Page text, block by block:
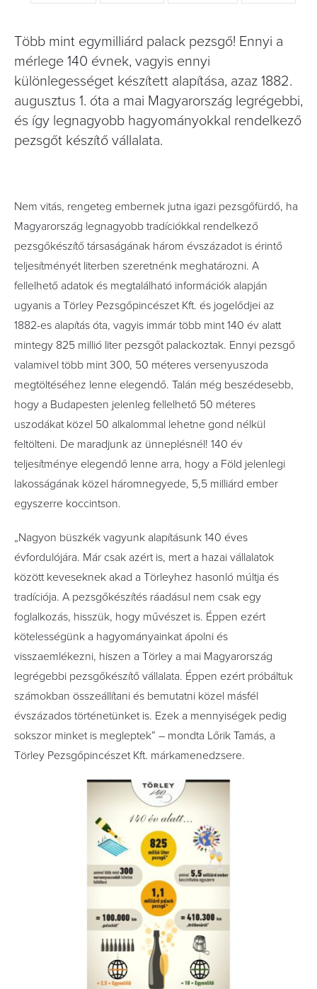
Több mint egymilliárd palack pezsgő! Ennyi a
mérlege 140 évnek, vagyis ennyi
különlegességet készített alapítása, azaz 1882.
augusztus 1. óta a mai Magyarország legrégebbi,
és így legnagyobb hagyományokkal rendelkező
pezsgőt készítő vállalata.
Nem vitás, rengeteg embernek jutna igazi pezsgőfürdő, ha
Magyarország legnagyobb tradíciókkal rendelkező
pezsgőkészítő társaságának három évszázadot is érintő
teljesítményét literben szeretnénk meghatározni. A
fellelhető adatok és megtalálható információk alapján
ugyanis a Törley Pezsgőpincészet Kft. és jogelődjei az
1882-es alapítás óta, vagyis immár több mint 140 év alatt
mintegy 825 millió liter pezsgőt palackoztak. Ennyi pezsgő
valamivel több mint 300, 50 méteres versenyuszoda
megtöltéséhez lenne elegendő. Talán még beszédesebb,
hogy a Budapesten jelenleg fellelhető 50 méteres
uszodákat közel 50 alkalommal lehetne gond nélkül
feltölteni. De maradjunk az ünneplésnél! 140 év
teljesítménye elegendő lenne arra, hogy a Föld jelenlegi
lakosságának közel háromnegyede, 5,5 milliárd ember
egyszerre koccintson.
„Nagyon büszkék vagyunk alapításunk 140 éves
évfordulójára. Már csak azért is, mert a hazai vállalatok
között keveseknek akad a Törleyhez hasonló múltja és
tradíciója. A pezsgőkészítés ráadásul nem csak egy
foglalkozás, hisszük, hogy művészet is. Éppen ezért
kötelességünk a hagyományainkat ápolni és
visszaemlékezni, hiszen a Törley a mai Magyarország
legrégebbi pezsgőkészítő vállalata. Éppen ezért próbáltuk
számokban összeállítani és bemutatni közel másfél
évszázados történetünket is. Ezek a mennyiségek pedig
sokszor minket is megleptek” – mondta Lőrik Tamás, a
Törley Pezsgőpincészet Kft. márkamenedzsere.